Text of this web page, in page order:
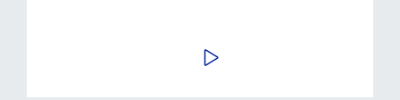
LIRE